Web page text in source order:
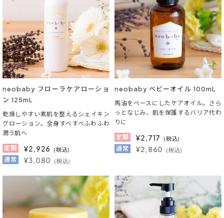
neobaby フローラケアローショ
ン 125mL
乾燥しやすい素肌を整えるシェイキン
グローション。全身すべすべふわふわ
潤う肌へ
定期
¥2,926 (税込)
通常 ¥3,080 (税込)
neobaby ベビーオイル 100mL
馬油をベースにしたケアオイル。さら
っとなじみ、肌を保護するバリア代わ
りに
定期
¥2,717 (税込)
通常 ¥2,860 (税込)